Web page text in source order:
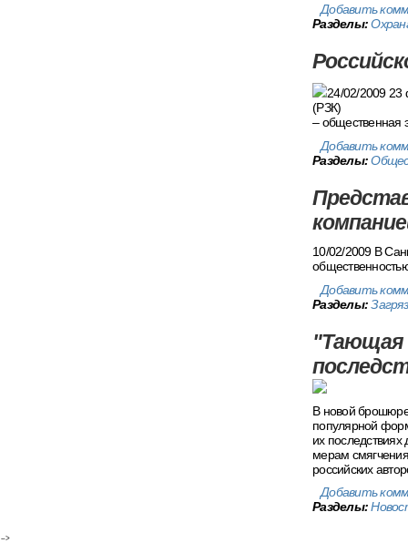
Добавить
Разделы:
24/02/2009 23
(РЗК)
– общественная
Добавить
Разделы:
10/02/2009 В
Добавить
Разделы:
"Тающая
В новой брошюре
популярной
их
мерам
российских
Добавить
Разделы:
-->